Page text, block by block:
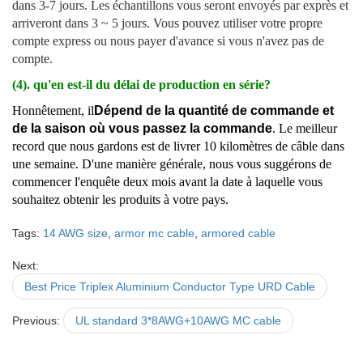
dans 3-7 jours. Les échantillons vous seront envoyés par exprès et
arriveront dans 3 ~ 5 jours. Vous pouvez utiliser votre propre
compte express ou nous payer d'avance si vous n'avez pas de
compte.
(4). qu'en est-il du délai de production en série?
Honnêtement, il Dépend de la quantité de commande et
de la saison où vous passez la commande. Le meilleur
record que nous gardons est de livrer 10 kilomètres de câble dans
une semaine. D'une manière générale, nous vous suggérons de
commencer l'enquête deux mois avant la date à laquelle vous
souhaitez obtenir les produits à votre pays.
Tags: 14 AWG size armor mc cable armored cable
Next:
Best Price Triplex Aluminium Conductor Type URD Cable
Previous: UL standard 3*8AWG+10AWG MC cable